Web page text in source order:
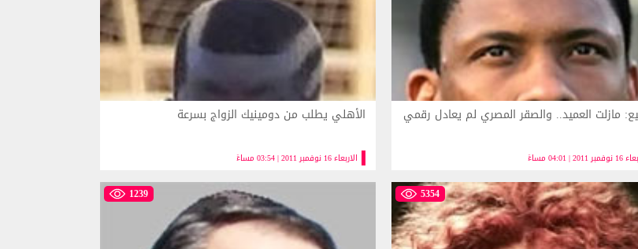
| 04:01 مساءً
مازلت العميد.. والصقر المصري لم يعادل رقمي
الاربعاء 16 نوفمبر 2011 | 03:54 مساءً
الأهلي يطلب من دومينيك الزواج بسرعة
5354
1239